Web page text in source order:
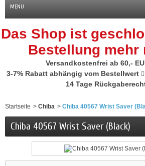
MENU
Das Shop ist
Bestellung mehr
Versandkostenfrei ab 60,-
3-7% Rabatt abhängig vom Bestellwert
14 Tage
Startseite > Chiba > Chiba 40567 Wrist Saver
Chiba 40567 Wrist Saver (Black)